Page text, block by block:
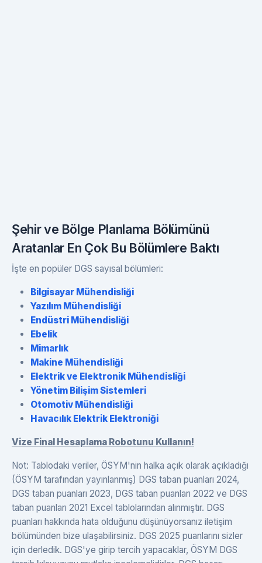
Şehir ve Bölge Planlama Bölümünü
Aratanlar En Çok Bu Bölümlere Baktı
İşte en popüler DGS sayısal bölümleri:
Bilgisayar Mühendisliği
Yazılım Mühendisliği
Endüstri Mühendisliği
Ebelik
Mimarlık
Makine Mühendisliği
Elektrik ve Elektronik Mühendisliği
Yönetim Bilişim Sistemleri
Otomotiv Mühendisliği
Havacılık Elektrik Elektroniği
Vize Final Hesaplama Robotunu Kullanın!
Not: Tablodaki veriler, ÖSYM'nin halka açık olarak açıkladığı
(ÖSYM tarafından yayınlanmış) DGS taban puanları 2024,
DGS taban puanları 2023, DGS taban puanları 2022 ve DGS
taban puanları 2021 Excel tablolarından alınmıştır. DGS
puanları hakkında hata olduğunu düşünüyorsanız iletişim
bölümünden bize ulaşabilirsiniz. DGS 2025 puanlarını sizler
için derledik. DGS'ye girip tercih yapacaklar, ÖSYM DGS